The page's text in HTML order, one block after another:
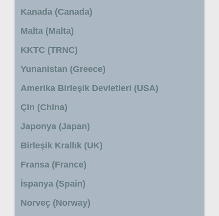
Kanada (Canada)
Malta (Malta)
KKTC (TRNC)
Yunanistan (Greece)
Amerika Birleşik Devletleri (USA)
Çin (China)
Japonya (Japan)
Birleşik Krallık (UK)
Fransa (France)
İspanya (Spain)
Norveç (Norway)